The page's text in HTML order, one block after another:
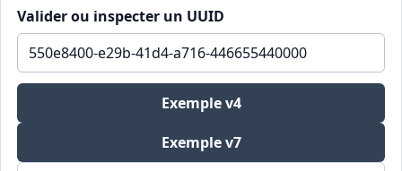
Valider ou inspecter un UUID
Exemple v4
Exemple v7